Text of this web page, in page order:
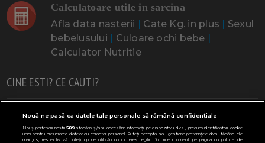
Calculatoare utile in sarcina
Afla data nasterii | Cate Kg. in plus | Sexul
bebelusului | Culoare ochi bebe |
Calculator Nutritie
CINE ESTI? CE CAUTI?
Doresc un copil Adoptia Probleme cu sarcina
Urmeaza sa nasc Probleme alaptare Bebe plange
Nouă ne pasă ca datele tale personale să rămână confidențiale
Noi și partenerii noștri589stocăm și/sau accesăm informații pe dispozitivul dvs., precum identificatorii cookie
unici pentru prelucrarea datelor cu caracter personal. Puteți accepta sau gestiona preferințele dvs. făcând clic
mai jos, respectiv vă puteți opune utilizării unui interes legitim în orice moment pe pagina cu politica de